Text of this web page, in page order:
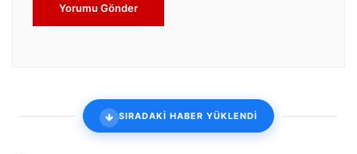
Yorumu Gönder
SIRADAKİ HABER YÜKLENDİ